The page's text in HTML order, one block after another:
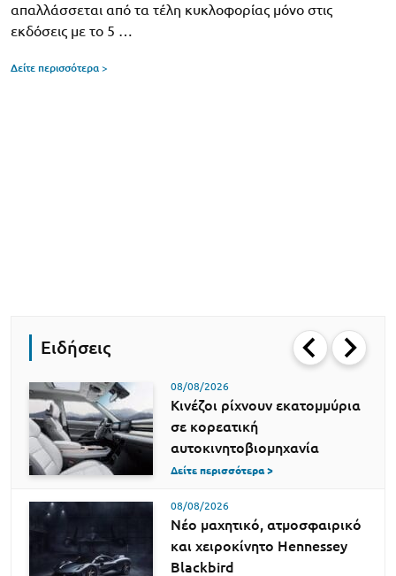
απαλλάσσεται από τα τέλη κυκλοφορίας μόνο στις
εκδόσεις με το 5 …
Δείτε περισσότερα >
Ειδήσεις
08/08/2026
Κινέζοι ρίχνουν εκατομμύρια
σε κορεατική
αυτοκινητοβιομηχανία
Δείτε περισσότερα >
08/08/2026
Νέο μαχητικό, ατμοσφαιρικό
και χειροκίνητο Hennessey
Blackbird